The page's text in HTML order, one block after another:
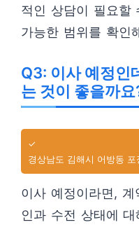
적인 상담이 필요할
가능한 범위를 확인
Q3: 이사 예정인
는 것이 좋을까요
✓
경상남도 김해시 어방동
이사 예정이라면,
인과 수전 상태에